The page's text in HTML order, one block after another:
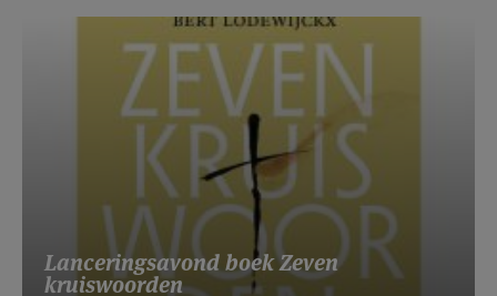
Lanceringsavond boek Zeven
kruiswoorden